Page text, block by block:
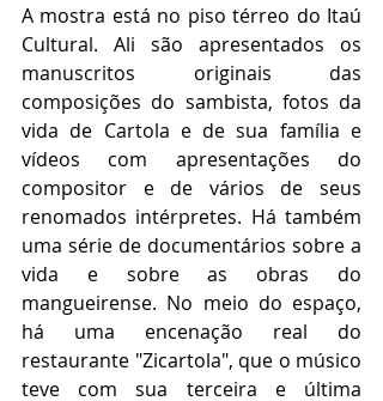
A mostra está no piso térreo do Itaú
Cultural. Ali são apresentados os
manuscritos originais das
composições do sambista, fotos da
vida de Cartola e de sua família e
vídeos com apresentações do
compositor e de vários de seus
renomados intérpretes. Há também
uma série de documentários sobre a
vida e sobre as obras do
mangueirense. No meio do espaço,
há uma encenação real do
restaurante "Zicartola", que o músico
teve com sua terceira e última